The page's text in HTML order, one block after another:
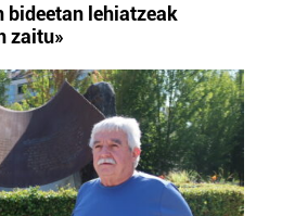
bideetan lehiatzeak
zaitu»